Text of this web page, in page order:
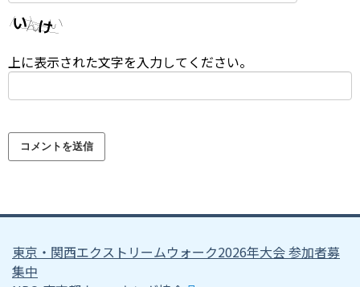
上に表示された文字を入力してください。
東京・関西エクストリームウォーク2026年大会 参加者募
集中